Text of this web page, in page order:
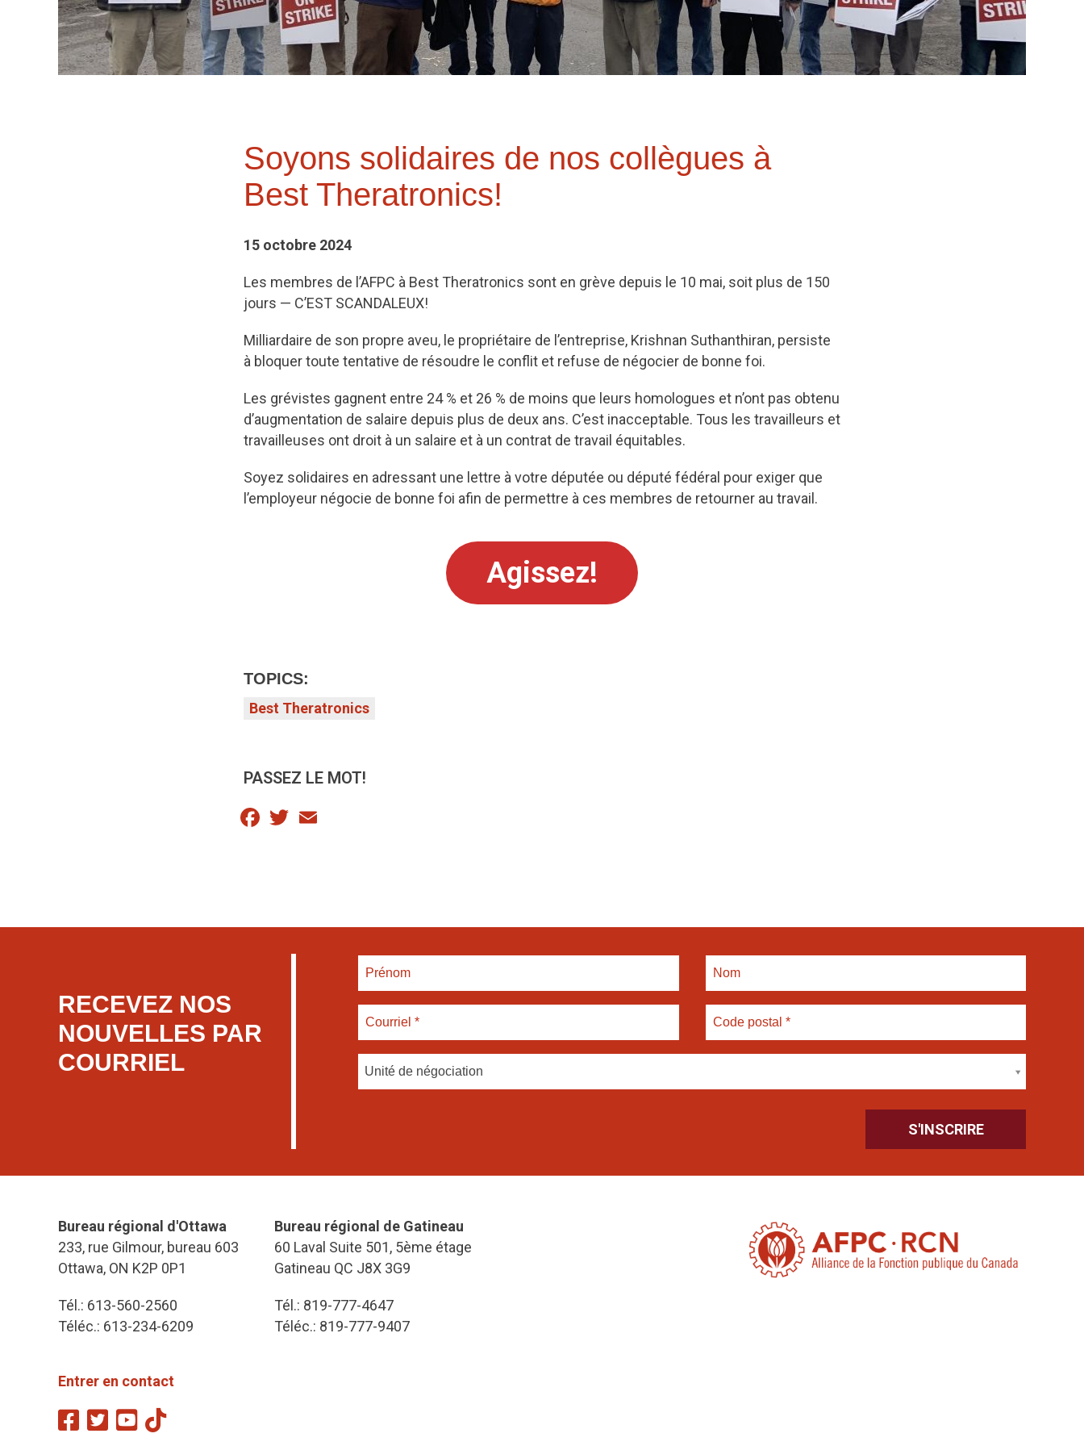
Soyons solidaires de nos collègues à
Best Theratronics!
15 octobre 2024
Les membres de l’AFPC à Best Theratronics sont en grève depuis le 10 mai, soit plus de 150
jours — C’EST SCANDALEUX!
Milliardaire de son propre aveu, le propriétaire de l’entreprise, Krishnan Suthanthiran, persiste
à bloquer toute tentative de résoudre le conflit et refuse de négocier de bonne foi.
Les grévistes gagnent entre 24 % et 26 % de moins que leurs homologues et n’ont pas obtenu
d’augmentation de salaire depuis plus de deux ans. C’est inacceptable. Tous les travailleurs et
travailleuses ont droit à un salaire et à un contrat de travail équitables.
Soyez solidaires en adressant une lettre à votre députée ou député fédéral pour exiger que
l’employeur négocie de bonne foi afin de permettre à ces membres de retourner au travail.
Agissez!
TOPICS:
Best Theratronics
PASSEZ LE MOT!
Facebook
Twitter
RECEVEZ NOS
NOUVELLES PAR
COURRIEL
Unité de négociation
Bureau régional d'Ottawa
233, rue Gilmour, bureau 603
Ottawa, ON K2P 0P1
Tél.: 613-560-2560
Téléc.: 613-234-6209
Bureau régional de Gatineau
60 Laval Suite 501, 5ème étage
Gatineau QC J8X 3G9
Tél.: 819-777-4647
Téléc.: 819-777-9407
Entrer en contact